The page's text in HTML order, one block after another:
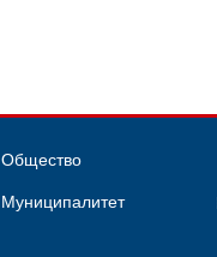
Общество
Муниципалитет